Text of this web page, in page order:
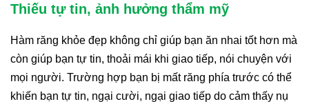
Thiếu tự tin, ảnh hưởng thẩm mỹ
Hàm răng khỏe đẹp không chỉ giúp bạn ăn nhai tốt hơn mà
còn giúp bạn tự tin, thoải mái khi giao tiếp, nói chuyện với
mọi người. Trường hợp bạn bị mất răng phía trước có thể
khiến bạn tự tin, ngại cười, ngại giao tiếp do cảm thấy nụ